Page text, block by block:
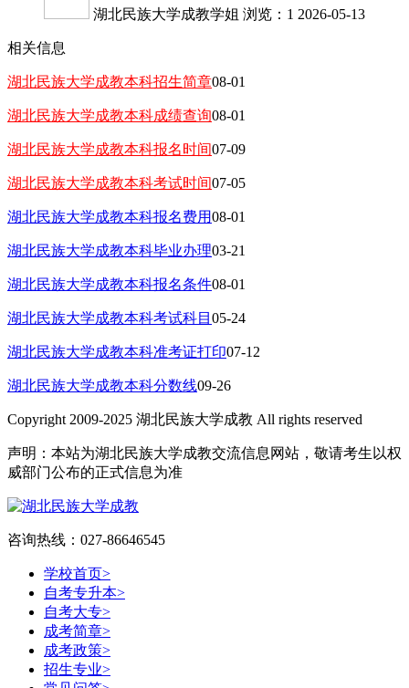
湖北民族大学成教学姐 浏览：1 2026-05-13
相关信息
湖北民族大学成教本科招生简章08-01
湖北民族大学成教本科成绩查询08-01
湖北民族大学成教本科报名时间07-09
湖北民族大学成教本科考试时间07-05
湖北民族大学成教本科报名费用08-01
湖北民族大学成教本科毕业办理03-21
湖北民族大学成教本科报名条件08-01
湖北民族大学成教本科考试科目 05-24
湖北民族大学成教本科准考证打印07-12
湖北民族大学成教本科分数线09-26
Copyright 2009-2025 湖北民族大学成教 All rights reserved
声明：本站为湖北民族大学成教交流信息网站，敬请考生以权
威部门公布的正式信息为准
咨询热线：027-86646545
学校首页>
自考专升本>
自考大专>
成考简章>
成考政策>
招生专业>